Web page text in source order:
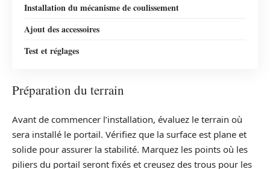
Installation du mécanisme de coulissement
Ajout des accessoires
Test et réglages
Préparation du terrain
Avant de commencer l’installation, évaluez le terrain où
sera installé le portail. Vérifiez que la surface est plane et
solide pour assurer la stabilité. Marquez les points où les
piliers du portail seront fixés et creusez des trous pour les